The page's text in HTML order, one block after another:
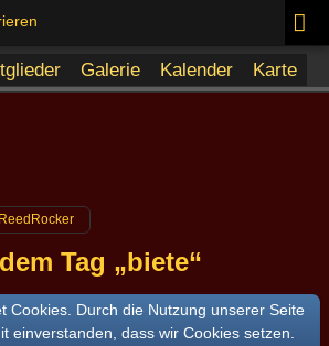
Galerie Kalender Karte
Tag „biete“
Cookies. Durch die Nutzung unserer Seite
einverstanden, dass wir Cookies setzen.